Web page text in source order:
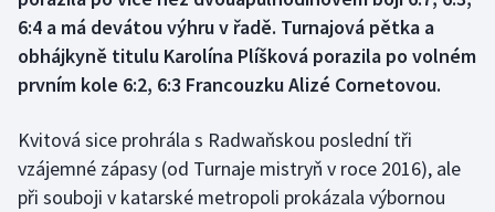
Curling
Dostihy
Florbal
Futsal
6:4 a má devátou výhru v řadě. Turnajová pětka a
obhájkyně titulu Karolína Plíšková porazila po volném
prvním kole 6:2, 6:3 Francouzku Alizé Cornetovou.
Kvitová sice prohrála s Radwaňskou poslední tři
vzájemné zápasy (od Turnaje mistryň v roce 2016), ale
při souboji v katarské metropoli prokázala výbornou